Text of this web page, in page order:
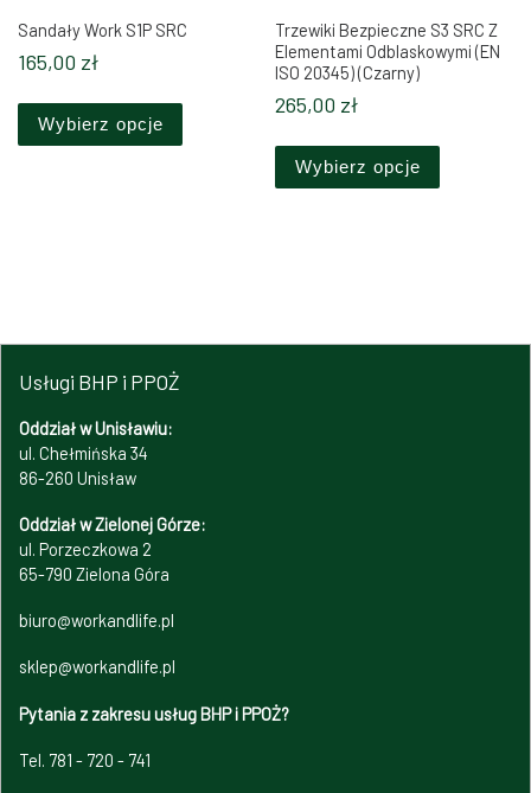
Sandały Work S1P SRC
165,00 zł
Wybierz opcje
Ten produkt ma wiele wariantów. Opcje
Trzewiki Bezpieczne S3 SRC Z
Elementami Odblaskowymi (EN
ISO 20345) (Czarny)
265,00 zł
Wybierz opcje
Usługi BHP i PPOŻ
Oddział w Unisławiu:
ul. Chełmińska 34
86-260 Unisław
Oddział w Zielonej Górze:
ul. Porzeczkowa 2
65-790 Zielona Góra
biuro@workandlife.pl
sklep@workandlife.pl
Pytania z zakresu usług BHP i PPOŻ?
Tel. 781 - 720 - 741